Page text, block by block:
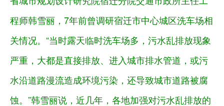
程师韩雪丽，7年前曾调研宿迁市中心城区洗车场相
关情况。“当时露天临时洗车场多，污水乱排放现象
严重，大都是直接排放、进入城市排水管道，或污
水沿道路漫流造成环境污染，还导致城市道路被腐
蚀。”韩雪丽说，近几年，各地加强对污水乱排放的